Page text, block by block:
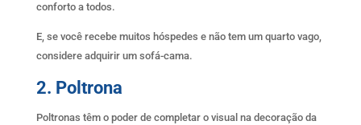
conforto a todos.
E, se você recebe muitos hóspedes e não tem um quarto vago,
considere adquirir um sofá-cama.
2. Poltrona
Poltronas têm o poder de completar o visual na decoração da